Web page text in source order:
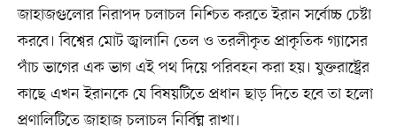
জাহাজগুলোর নিরাপদ চলাচল নিশ্চিত করতে ইরান সর্বোচ্চ চেষ্টা
করবে। বিশ্বের মোট জ্বালানি তেল ও তরলীকৃত প্রাকৃতিক গ্যাসের
পাঁচ ভাগের এক ভাগ এই পথ দিয়ে পরিবহন করা হয়। যুক্তরাষ্ট্রের
কাছে এখন ইরানকে যে বিষয়টিতে প্রধান ছাড় দিতে হবে তা হলো
প্রণালিটিতে জাহাজ চলাচল নির্বিঘ্ন রাখা।